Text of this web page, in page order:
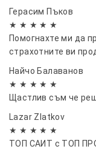
Герасим Пъков
★ ★ ★ ★ ★
Помогнахте ми да
страхотните ви
Найчо Балаванов
★ ★ ★ ★ ★
Щастлив съм че
Lazar Zlatkov
★ ★ ★ ★ ★
ТОП САИТ с ТОП